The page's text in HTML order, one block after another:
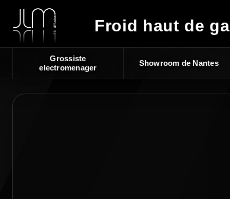
Froid haut de
Grossiste
electromenager
Showroom de Nantes